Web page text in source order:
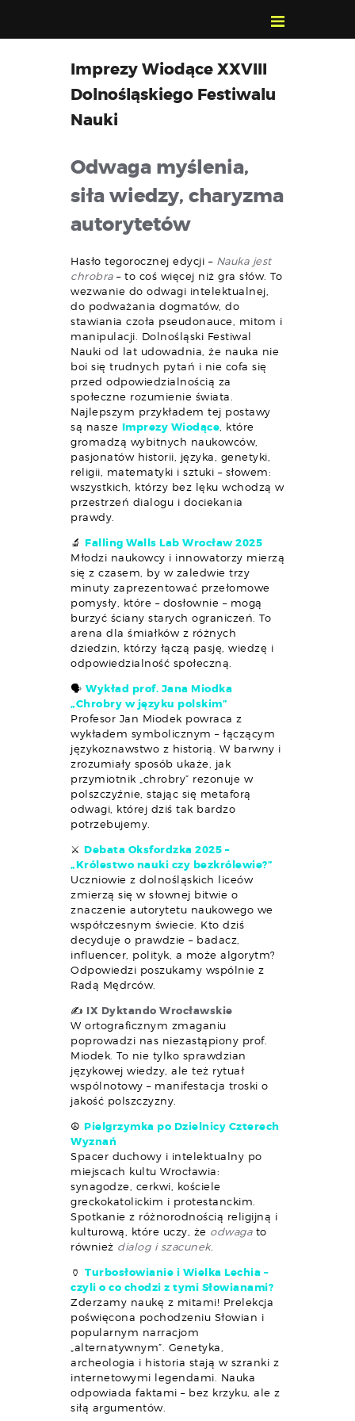
POZNAJ, POLUB,
PAMIĘTAJ!
O FESTIWALU
PROGRAM
WYSZUKIWARKA
WYDARZEŃ
Imprezy Wiodące XXVIII
Dolnośląskiego Festiwalu
Nauki
Odwaga myślenia,
siła wiedzy, charyzma
autorytetów
Hasło tegorocznej edycji – Nauka jest
chrobra– to coś więcej niż gra słów. To
wezwanie do odwagi intelektualnej,
do podważania dogmatów, do
stawiania czoła pseudonauce, mitom i
manipulacji. Dolnośląski Festiwal
Nauki od lat udowadnia, że nauka nie
boi się trudnych pytań i nie cofa się
przed odpowiedzialnością za
społeczne rozumienie świata.
Najlepszym przykładem tej postawy
są nasze Imprezy Wiodące, które
gromadzą wybitnych naukowców,
pasjonatów historii, języka, genetyki,
religii, matematyki i sztuki – słowem:
wszystkich, którzy bez lęku wchodzą w
przestrzeń dialogu i dociekania
prawdy.
🔬 Falling Walls Lab Wrocław 2025
Młodzi naukowcy i innowatorzy mierzą
się z czasem, by w zaledwie trzy
minuty zaprezentować przełomowe
pomysły, które – dosłownie – mogą
burzyć ściany starych ograniczeń. To
arena dla śmiałków z różnych
dziedzin, którzy łączą pasję, wiedzę i
odpowiedzialność społeczną.
🗣 Wykład prof. Jana Miodka
„Chrobry w języku polskim”
Profesor Jan Miodek powraca z
wykładem symbolicznym – łączącym
językoznawstwo z historią. W barwny i
zrozumiały sposób ukaże, jak
przymiotnik „chrobry” rezonuje w
polszczyźnie, stając się metaforą
odwagi, której dziś tak bardzo
potrzebujemy.
⚔️ Debata Oksfordzka 2025 –
„Królestwo nauki czy bezkrólewie?”
Uczniowie z dolnośląskich liceów
zmierzą się w słownej bitwie o
znaczenie autorytetu naukowego we
współczesnym świecie. Kto dziś
decyduje o prawdzie – badacz,
influencer, polityk, a może algorytm?
Odpowiedzi poszukamy wspólnie z
Radą Mędrców.
✍️ IX Dyktando Wrocławskie
W ortograficznym zmaganiu
poprowadzi nas niezastąpiony prof.
Miodek. To nie tylko sprawdzian
językowej wiedzy, ale też rytuał
wspólnotowy – manifestacja troski o
jakość polszczyzny.
☮️ Pielgrzymka po Dzielnicy Czterech
Wyznań
Spacer duchowy i intelektualny po
miejscach kultu Wrocławia:
synagodze, cerkwi, kościele
greckokatolickim i protestanckim.
Spotkanie z różnorodnością religijną i
kulturową, które uczy, że odwagato
również dialog i szacunek.
🏺 Turbosłowianie i Wielka Lechia –
czyli o co chodzi z tymi Słowianami?
Zderzamy naukę z mitami! Prelekcja
poświęcona pochodzeniu Słowian i
popularnym narracjom
„alternatywnym”. Genetyka,
archeologia i historia stają w szranki z
internetowymi legendami. Nauka
odpowiada faktami – bez krzyku, ale z
siłą argumentów.